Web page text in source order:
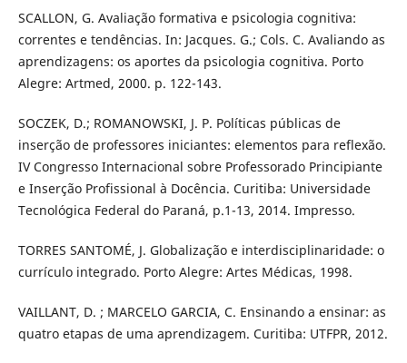
SCALLON, G. Avaliação formativa e psicologia cognitiva:
correntes e tendências. In: Jacques. G.; Cols. C. Avaliando as
aprendizagens: os aportes da psicologia cognitiva. Porto
Alegre: Artmed, 2000. p. 122-143.
SOCZEK, D.; ROMANOWSKI, J. P. Políticas públicas de
inserção de professores iniciantes: elementos para reflexão.
IV Congresso Internacional sobre Professorado Principiante
e Inserção Profissional à Docência. Curitiba: Universidade
Tecnológica Federal do Paraná, p.1-13, 2014. Impresso.
TORRES SANTOMÉ, J. Globalização e interdisciplinaridade: o
currículo integrado. Porto Alegre: Artes Médicas, 1998.
VAILLANT, D. ; MARCELO GARCIA, C. Ensinando a ensinar: as
quatro etapas de uma aprendizagem. Curitiba: UTFPR, 2012.